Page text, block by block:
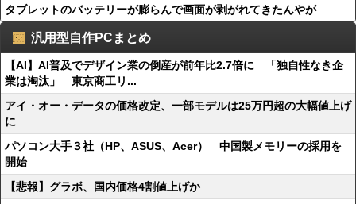
タブレットのバッテリーが膨らんで画面が剥がれてきたんやが
汎用型自作PCまとめ
【AI】AI普及でデザイン業の倒産が前年比2.7倍に 「独自性なき企
業は淘汰」 東京商工リ...
アイ・オー・データの価格改定、一部モデルは25万円超の大幅値上げ
に
パソコン大手３社（HP、ASUS、Acer） 中国製メモリーの採用を
開始
【悲報】グラボ、国内価格4割値上げか